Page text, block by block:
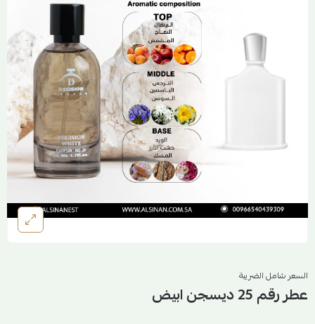
السعر شامل الضريبة
عطر رقم 25 ديسجن ابيض